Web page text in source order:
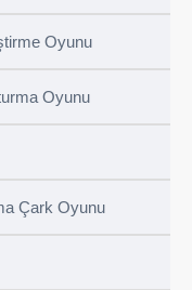
Oyunu
Oyunu
Çark Oyunu